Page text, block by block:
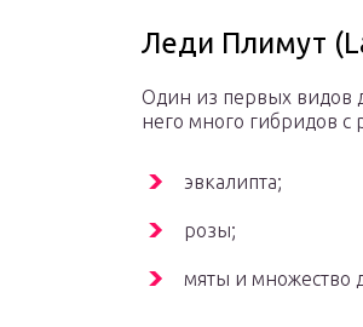
Леди Плимут
Один из первых видов
него много гибридов с
эвкалипта;
розы;
мяты и множество